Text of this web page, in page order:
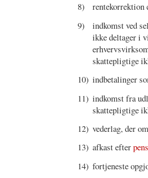
8)
rentekorrektion
9)
indkomst ved
ikke deltager i
skattepligtige
10) indbetalinger
11) indkomst fra
skattepligtige
12) vederlag, der
13) afkast efter
14) fortjeneste